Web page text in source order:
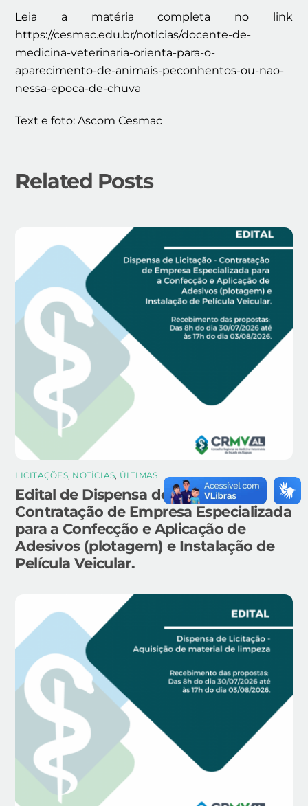
Leia a matéria completa no link
https://cesmac.edu.br/noticias/docente-de-
medicina-veterinaria-orienta-para-o-
aparecimento-de-animais-peconhentos-ou-nao-
nessa-epoca-de-chuva
Text e foto: Ascom Cesmac
Related Posts
LICITAÇÕES, NOTÍCIAS, ÚLTIMAS
Edital de Dispensa de Licitação –
Contratação de Empresa Especializada
para a Confecção e Aplicação de
Adesivos (plotagem) e Instalação de
Película Veicular.